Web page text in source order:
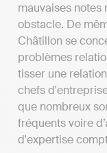
mauvaises notes
obstacle. De
Châtillon se
problèmes
tisser une
chefs
que nombreux
fréquents voire
d'expertise